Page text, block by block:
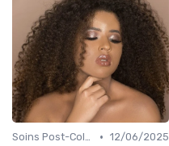
Soins Post-Coloration • 12/06/2025